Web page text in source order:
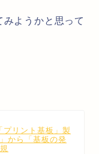
ようかと思って
プリント基板」製
から「基板の発